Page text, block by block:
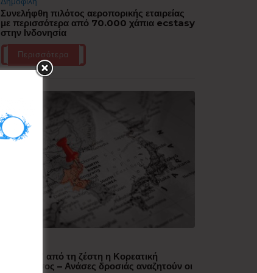
Συνελήφθη πιλότος αεροπορικής εταιρείας
με περισσότερα από 70.000 χάπια ecstasy
στην Ινδονησία
Περισσότερα
“Έλιωσε” από τη ζέστη η Κορεατική
Χερσόνησος – Ανάσες δροσιάς αναζητούν οι